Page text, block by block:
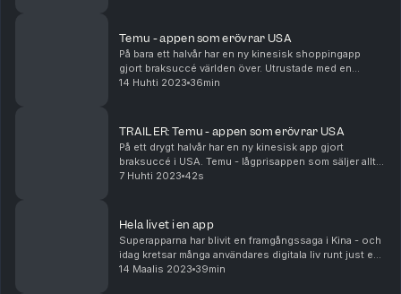
Temu - appen som erövrar USA
På bara ett halvår har en ny kinesisk shoppingapp
gjort braksuccé världen över. Utrustade med en
marknadsföringsbudget på flera miljarder kränger
14 Huhti 2023 36min
TRAILER: Temu - appen som erövrar USA
På ett drygt halvår har en ny kinesisk app gjort
braksuccé i USA. Temu - lågprisappen som säljer allt
från elektronik till tvål - ett Wish på steroider - har
7 Huhti 2023 42s
Hela livet i en app
Superapparna har blivit en framgångssaga i Kina - och
idag kretsar många användares digitala liv runt just en
och samma plats i telefonen. På WeChat gör Nick
14 Maalis 2023 39min